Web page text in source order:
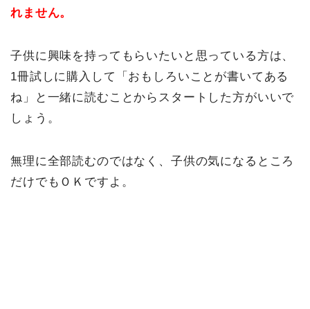
れません。
子供に興味を持ってもらいたいと思っている方は、
1冊試しに購入して「おもしろいことが書いてある
ね」と一緒に読むことからスタートした方がいいで
しょう。
無理に全部読むのではなく、子供の気になるところ
だけでもＯＫですよ。